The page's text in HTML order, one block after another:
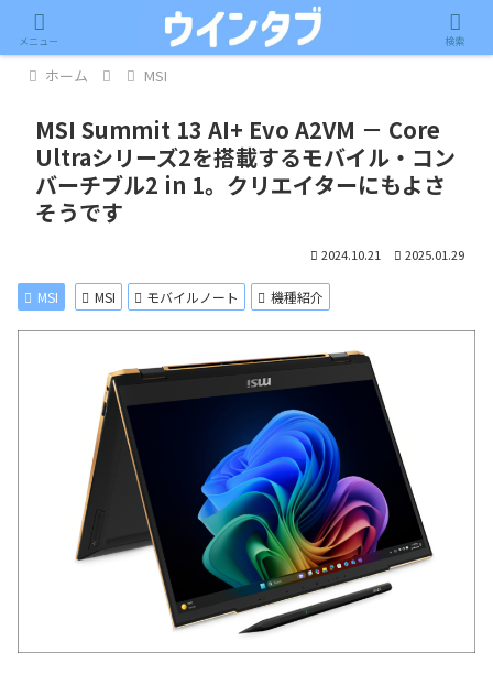
記事内に広告が含まれています。
ホーム MSI
MSI Summit 13 AI+ Evo A2VM － Core
Ultraシリーズ2を搭載するモバイル・コン
バーチブル2 in 1。クリエイターにもよさ
そうです
2024.10.21 2025.01.29
MSI MSI モバイルノート 機種紹介
メニュー 検索